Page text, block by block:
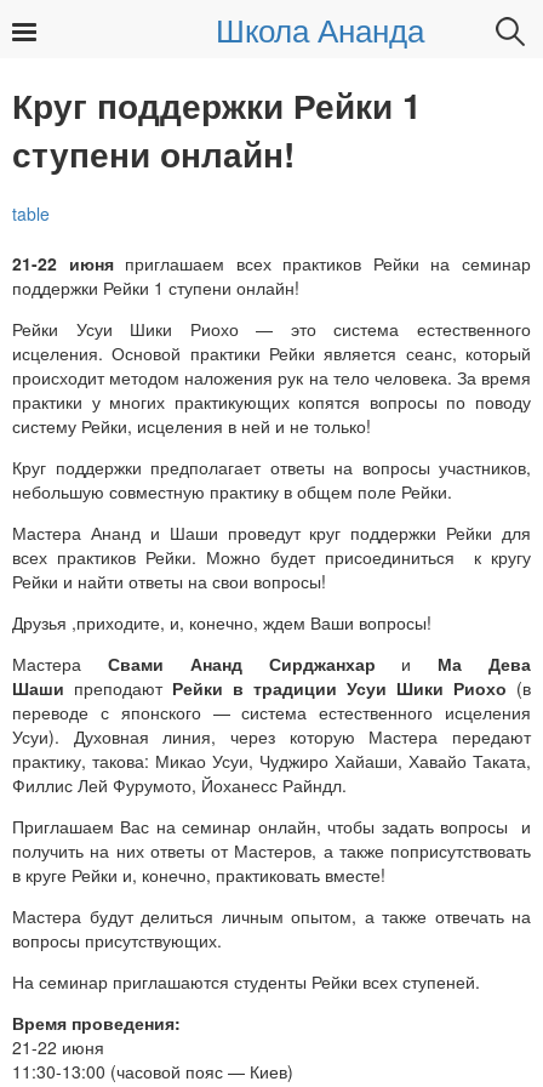
Найти:
Школа Ананда
Круг поддержки Рейки 1
ступени онлайн!
21-22 июня приглашаем всех практиков Рейки на семинар
поддержки Рейки 1 ступени онлайн!
Рейки Усуи Шики Риохо — это система естественного
исцеления. Основой практики Рейки является сеанс, который
происходит методом наложения рук на тело человека. За время
практики у многих практикующих копятся вопросы по поводу
систему Рейки, исцеления в ней и не только!
Круг поддержки предполагает ответы на вопросы участников,
небольшую совместную практику в общем поле Рейки.
Мастера Ананд и Шаши проведут круг поддержки Рейки для
всех практиков Рейки. Можно будет присоединиться к кругу
Рейки и найти ответы на свои вопросы!
Друзья ,приходите, и, конечно, ждем Ваши вопросы!
Мастера Свами Ананд Сирджанхар и Ма Дева
Шаши преподают Рейки в традиции Усуи Шики Риохо (в
переводе с японского — система естественного исцеления
Усуи). Духовная линия, через которую Мастера передают
практику, такова: Микао Усуи, Чуджиро Хайаши, Хавайо Таката,
Филлис Лей Фурумото, Йоханесс Райндл.
Приглашаем Вас на семинар онлайн, чтобы задать вопросы и
получить на них ответы от Мастеров, а также поприсутствовать
в круге Рейки и, конечно, практиковать вместе!
Мастера будут делиться личным опытом, а также отвечать на
вопросы присутствующих.
На семинар приглашаются студенты Рейки всех ступеней.
Время проведения:
21-22 июня
11:30-13:00 (часовой пояс — Киев)